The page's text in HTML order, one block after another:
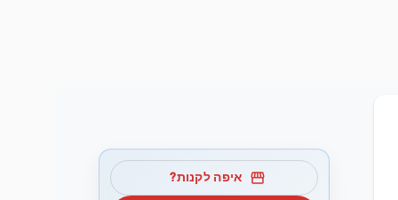
storefront איפה לקנות?